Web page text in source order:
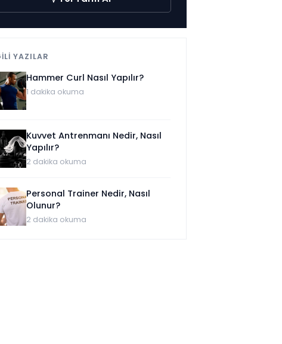
YAZILAR
Hammer Curl Nasıl Yapılır?
1 dakika okuma
Kuvvet Antrenmanı Nedir, Nasıl
Yapılır?
2 dakika okuma
Personal Trainer Nedir, Nasıl
Olunur?
2 dakika okuma